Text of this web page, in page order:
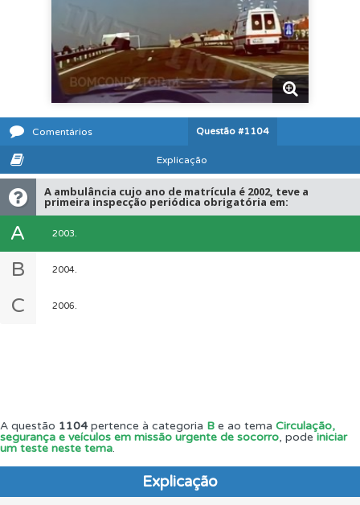
Comentários Questão #1104
Explicação
A ambulância cujo ano de matrícula é 2002, teve a
primeira inspecção periódica obrigatória em:
A 2003.
B 2004.
C 2006.
A questão 1104pertence à categoria B e ao tema Circulação,
segurança e veículos em missão urgente de socorro, pode iniciar
um teste neste tema.
Explicação